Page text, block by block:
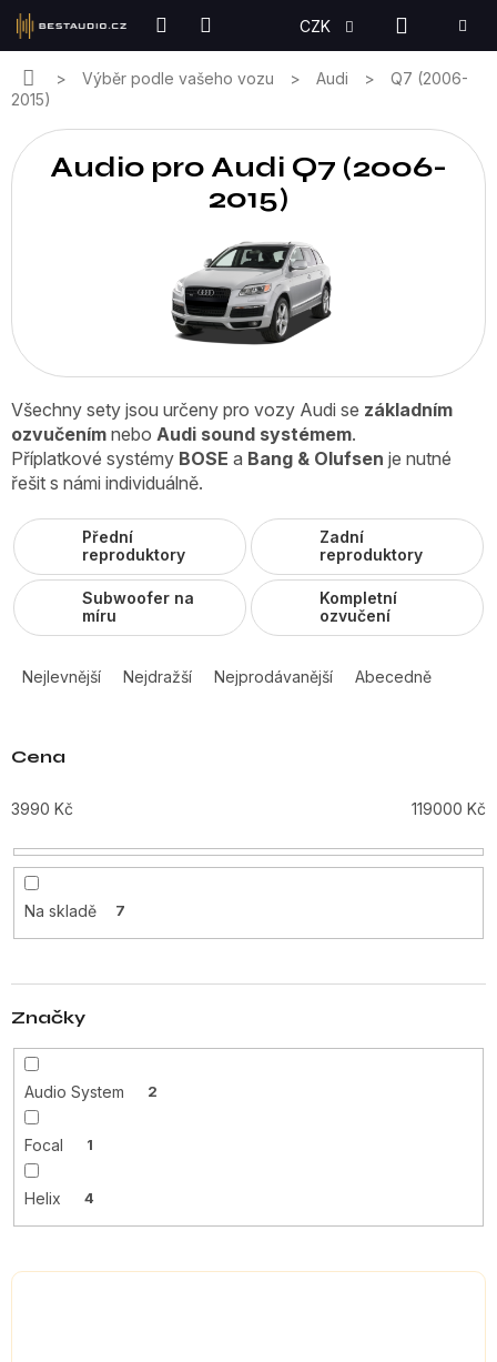
Přejít
obsah
CZK
KOŠÍK
DomůVýběr podle vašeho vozu Audi
Q7 (2006-
2015)
Audio pro Audi Q7 (2006-
2015)
Všechny sety jsou určeny pro vozy Audi se základním
ozvučením nebo Audi sound systémem.
Příplatkové systémy BOSE a Bang & Olufsen je nutné
řešit s námi individuálně.
Přední
reproduktory
Zadní
reproduktory
Subwoofer na
míru
Kompletní
ozvučení
a
n
í
r
o
d
u
t
Nejlevnější Nejdražší Nejprodávanější Abecedně
Cena
3990 Kč 119000 Kč
Na skladě 7
Značky
Audio System 2
Focal 1
Helix 4
V